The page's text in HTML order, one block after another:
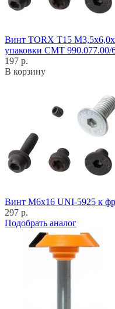
Винт TORX T15
упаковки CMT 990.077.00/
197 р.
В корзину
Винт M6x16 UNI-5925 к
297 р.
Подобрать аналог